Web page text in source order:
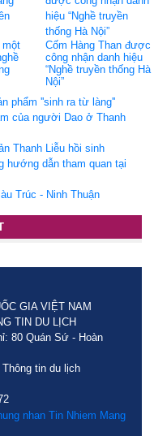
một
Cốm Hàng Than được
công nhận danh hiệu
“Nghề truyền thống Hà
Nội”
phẩm ''sinh ra từ làng''
của người Dao ở Thanh
Thanh Liễu hồi sinh
hướng dẫn tham quan tại
Trúc - Ninh Thuận
GIA VIỆT NAM
TIN DU LỊCH
80 Quán Sứ - Hoàn
tin du lịch